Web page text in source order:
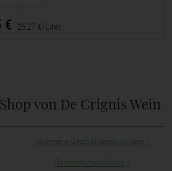
€ 25,27 €/Liter
von De Crignis Wein
Allgemeine Geschäftsbedingungen
Datenschutzerklärung